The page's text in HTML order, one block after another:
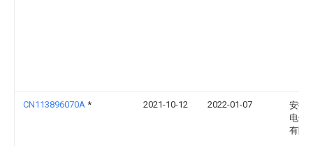
CN113896070A * 2021-10-12 2022-01-07
安徽
电子
有限